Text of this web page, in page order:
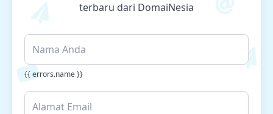
terbaru dari DomaiNesia
{{ errors.name }}